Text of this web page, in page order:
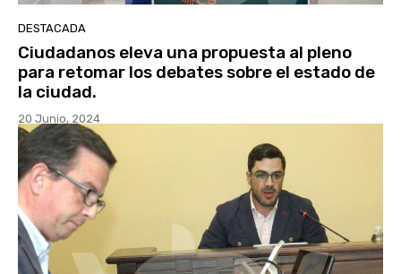
DESTACADA
Ciudadanos eleva una propuesta al pleno
para retomar los debates sobre el estado de
la ciudad.
20 Junio, 2024